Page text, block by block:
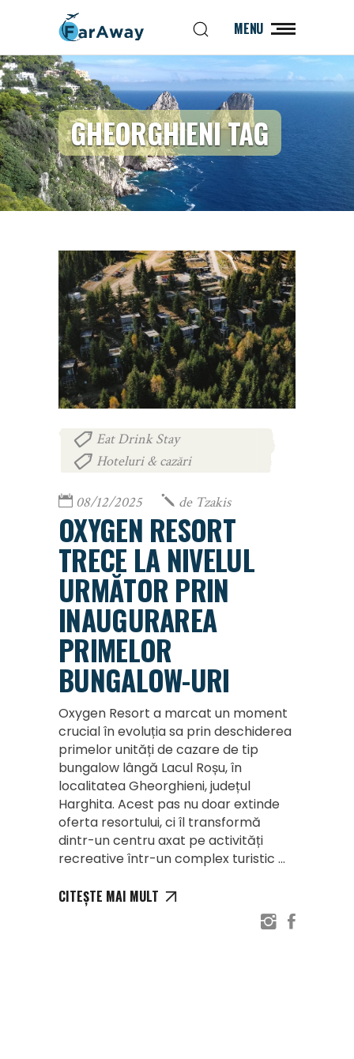
MENU
GHEORGHIENI TAG
Eat Drink Stay
Hoteluri & cazări
08/12/2025 de Tzakis
OXYGEN RESORT
TRECE LA NIVELUL
URMĂTOR PRIN
INAUGURAREA
PRIMELOR
BUNGALOW-URI
Oxygen Resort a marcat un moment
crucial în evoluția sa prin deschiderea
primelor unități de cazare de tip
bungalow lângă Lacul Roșu, în
localitatea Gheorghieni, județul
Harghita. Acest pas nu doar extinde
oferta resortului, ci îl transformă
dintr-un centru axat pe activități
recreative într-un complex turistic
CITEȘTE MAI MULT